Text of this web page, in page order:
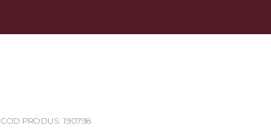
COD PRODUS:190798